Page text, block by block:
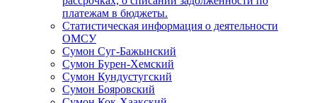
платежам в бюджеты.
Статистическая информация о деятельности
ОМСУ
Сумон Суг-Бажынский
Сумон Бурен-Хемский
Сумон Кундустугский
Сумон Бояровский